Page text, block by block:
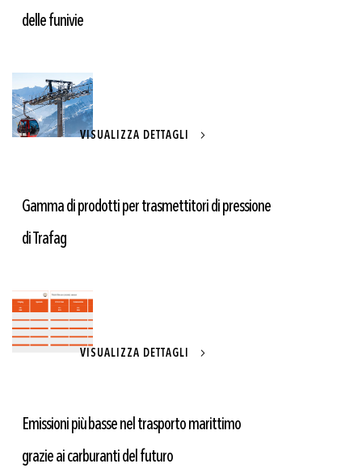
delle funivie
VISUALIZZA DETTAGLI
Gamma di prodotti per trasmettitori di pressione
di Trafag
VISUALIZZA DETTAGLI
Emissioni più basse nel trasporto marittimo
grazie ai carburanti del futuro